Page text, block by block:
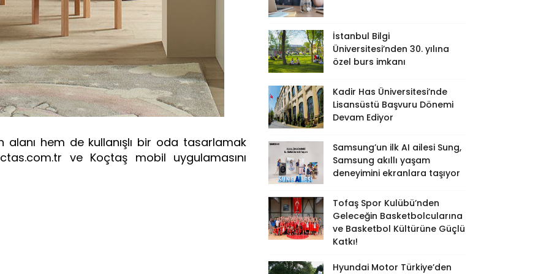
hem de kullanışlı bir oda tasarlamak
ve Koçtaş mobil uygulamasını
İstanbul Bilgi
Üniversitesi’nden 30. yılına
özel burs imkanı
Kadir Has Üniversitesi’nde
Lisansüstü Başvuru Dönemi
Devam Ediyor
Samsung’un ilk AI ailesi Sung,
Samsung akıllı yaşam
deneyimini ekranlara taşıyor
Tofaş Spor Kulübü’nden
Geleceğin Basketbolcularına
ve Basketbol Kültürüne Güçlü
Katkı!
Hyundai Motor Türkiye’den